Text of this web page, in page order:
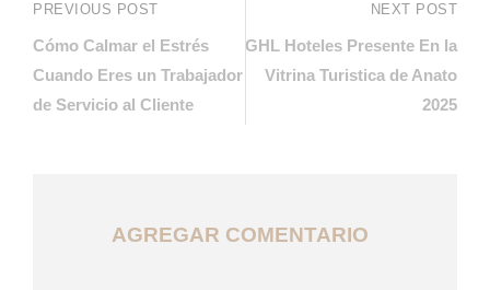
PREVIOUS POST
Cómo Calmar el Estrés
Cuando Eres un Trabajador
de Servicio al Cliente
NEXT POST
GHL Hoteles Presente En la
Vitrina Turistica de Anato
2025
AGREGAR COMENTARIO